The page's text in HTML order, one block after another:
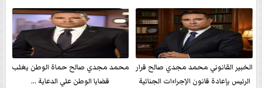
الخبير القانوني محمد مجدي صالح قرار
الرئيس بإعادة قانون الإجراءات الجنائية
محمد مجدي صالح حماة الوطن يغلب
قضايا الوطن علي الدعاية ...